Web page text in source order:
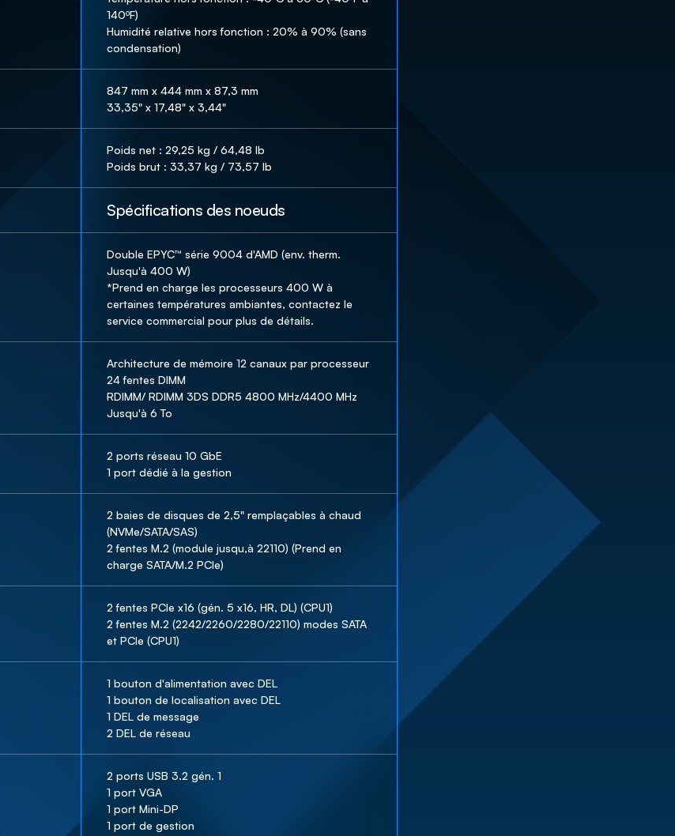
140ºF)
Humidité relative hors fonction : 20% à 90% (sans
condensation)
847 mm x 444 mm x 87,3 mm
33,35" x 17,48" x 3,44"
Poids net : 29,25 kg / 64,48 lb
Poids brut : 33,37 kg / 73,57 lb
Spécifications des noeuds
Double EPYC™ série 9004 d'AMD (env. therm.
Jusqu'à 400 W)
*Prend en charge les processeurs 400 W à
certaines températures ambiantes, contactez le
service commercial pour plus de détails.
Architecture de mémoire 12 canaux par processeur
24 fentes DIMM
RDIMM/ RDIMM 3DS DDR5 4800 MHz/4400 MHz
Jusqu'à 6 To
2 ports réseau 10 GbE
1 port dédié à la gestion
2 baies de disques de 2,5" remplaçables à chaud
(NVMe/SATA/SAS)
2 fentes M.2 (module jusqu,à 22110) (Prend en
charge SATA/M.2 PCIe)
2 fentes PCIe x16 (gén. 5 x16, HR, DL) (CPU1)
2 fentes M.2 (2242/2260/2280/22110) modes SATA
et PCIe (CPU1)
1 bouton d'alimentation avec DEL
1 bouton de localisation avec DEL
1 DEL de message
2 DEL de réseau
2 ports USB 3.2 gén. 1
1 port VGA
1 port Mini-DP
1 port de gestion